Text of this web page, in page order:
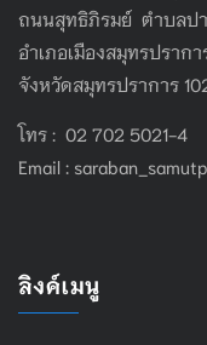
ถนนสุทธิภิรมย์ ตำบลป
อำเภอเมืองสมุทรปรากา
จังหวัดสมุทรปราการ
โทร : 02 702 5021-4
Email :
ลิงค์เมนู